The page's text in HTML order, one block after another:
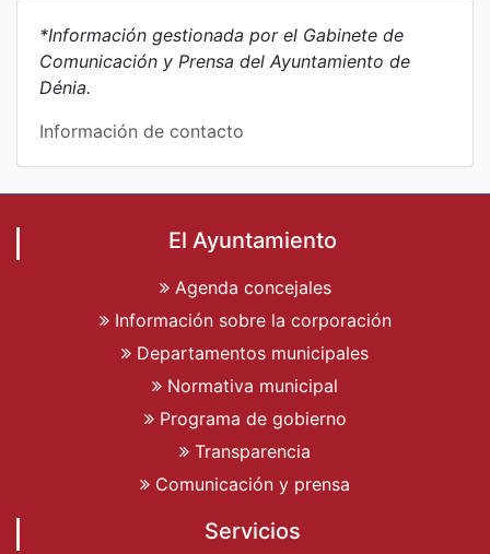
*Información gestionada por el Gabinete de
Comunicación y Prensa del Ayuntamiento de
Dénia.
Información de contacto
El Ayuntamiento
Agenda concejales
Información sobre la corporación
Departamentos municipales
Normativa municipal
Programa de gobierno
Transparencia
Comunicación y prensa
Servicios